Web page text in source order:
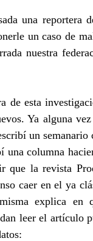
una reportera
un caso de
nuestra
esta
Ya alguna
un
una columna
que la revista
caer en el ya
explica en
leer el artículo